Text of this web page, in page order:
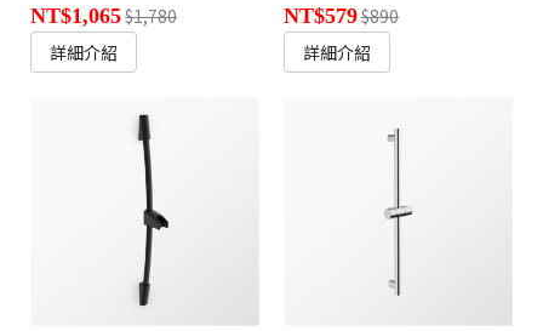
NT$1,065$1,780
詳細介紹
NT$579$890
詳細介紹